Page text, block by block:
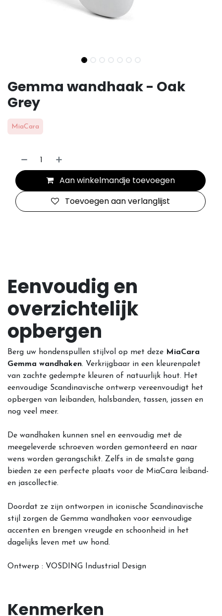
Gemma wandhaak - Oak
Grey
MiaCara
Aan winkelmandje toevoegen
Toevoegen aan verlanglijst
Eenvoudig en
overzichtelijk
opbergen
Berg uw hondenspullen stijlvol op met deze MiaCara
Gemma wandhaken. Verkrijgbaar in een kleurenpalet
van zachte gedempte kleuren of natuurlijk hout. Het
eenvoudige Scandinavische ontwerp vereenvoudigt het
opbergen van leibanden, halsbanden, tassen, jassen en
nog veel meer.
De wandhaken kunnen snel en eenvoudig met de
meegeleverde schroeven worden gemonteerd en naar
wens worden gerangschikt. Zelfs in de smalste gang
bieden ze een perfecte plaats voor de MiaCara leiband-
en jascollectie.
Doordat ze zijn ontworpen in iconische Scandinavische
stijl zorgen de Gemma wandhaken voor eenvoudige
accenten en brengen vreugde en schoonheid in het
dagelijks leven met uw hond.
Ontwerp : VOSDING Industrial Design
Kenmerken